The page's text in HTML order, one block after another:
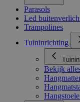
Parasols
Led
Trampolines
Tuininrichting
Bekijk